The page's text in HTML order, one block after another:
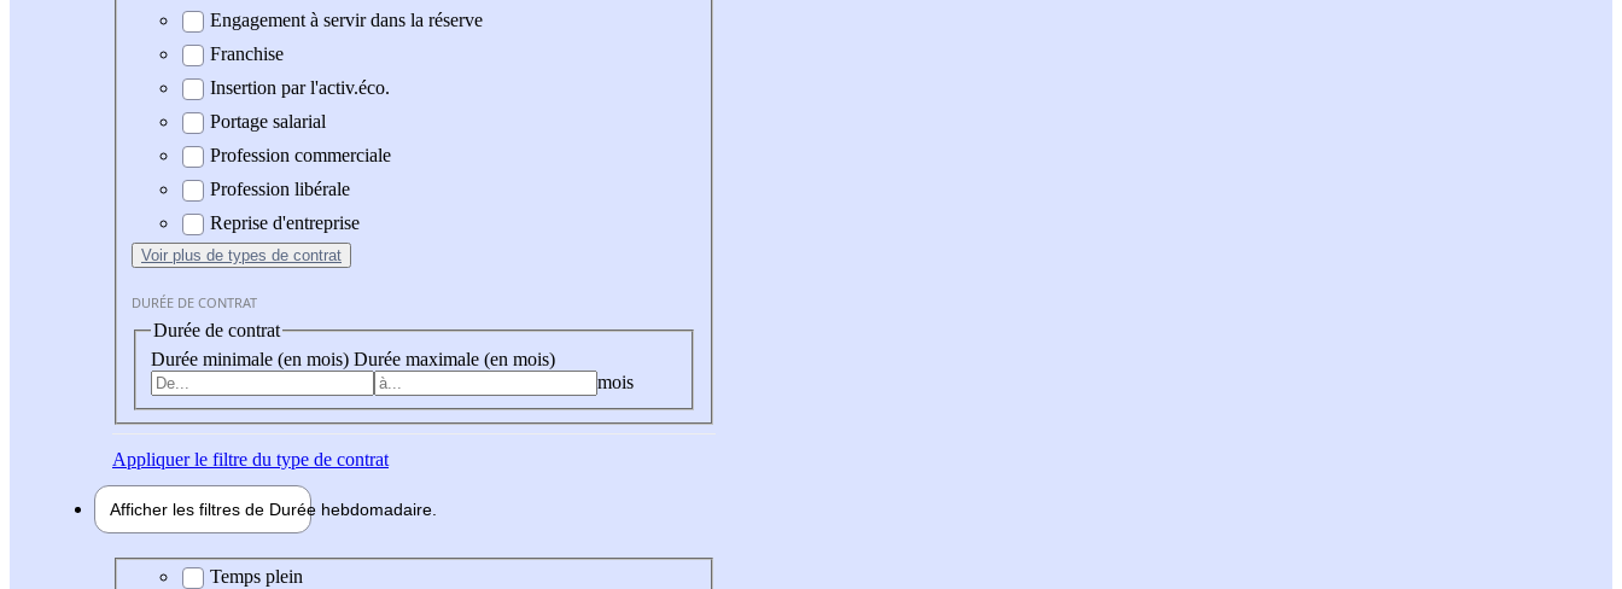
Engagement à servir dans la réserve
Franchise
Insertion par l'activ.éco.
Portage salarial
Profession commerciale
Profession libérale
Reprise d'entreprise
Voir plus de types de contrat
DURÉE DE CONTRAT
Durée de contrat
Durée minimale (en mois) Durée maximale (en mois)
mois
Appliquerle filtre du type de contrat
Afficher les filtres de Durée hebdomadaire
Durée hebdomadaire
Temps plein